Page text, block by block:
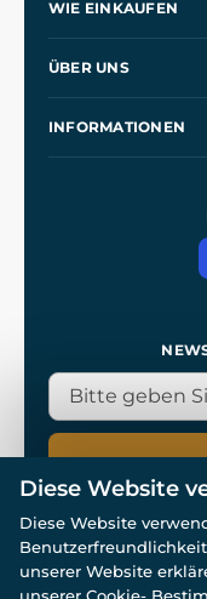
WIE EINKAUFEN
Kontakt
ÜBER UNS
INFORMATIONEN
Diese Website
Diese Website
unserer Website